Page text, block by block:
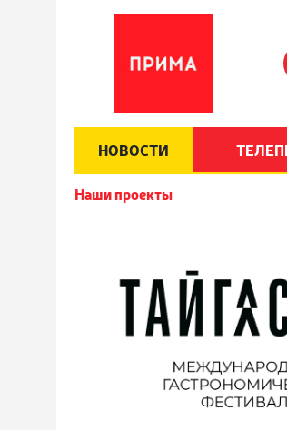
НОВОСТИ
Наши проекты